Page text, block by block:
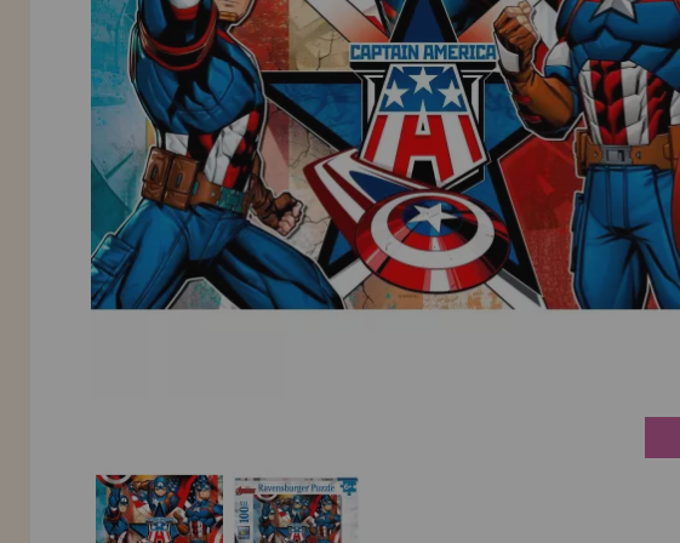
INFORMACIÓN
955 333 133
info@casadelpuzzle.com